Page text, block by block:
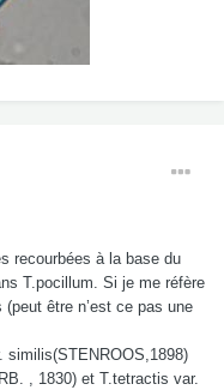
recourbées à la base du
T.pocillum. Si je me réfère
être n’est ce pas une
similis(STENROOS,1898)
, 1830) et T.tetractis var.